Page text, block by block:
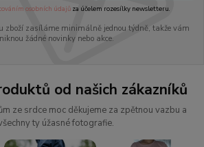
osobních údajůza účelem rozesílky newsletteru.
zboží zasíláme minimálně jednou týdně, takže vám
žádné novinky nebo akce.
od našich zákazníků
ze srdce moc děkujeme za zpětnou vazbu a
ty úžasné fotografie.